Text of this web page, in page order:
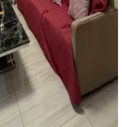
ve Dekorasyon
Artırma
sıcaklık ve fonksiyonellik
düzenlemeleri ve bitkilerle odanın
Düzenine Etkisi ve
boyut ve yerleşim planlaması ile
tercihlerle dengelenerek yatak
sağlanır.